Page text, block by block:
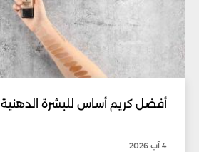
أفضل كريم أساس للبشرة الدهنية
4 آب 2026